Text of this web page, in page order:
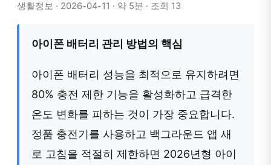
생활정보 · 2026-04-11 · 약 5분 · 조회 13
아이폰 배터리 관리 방법의 핵심
아이폰 배터리 성능을 최적으로 유지하려면
80% 충전 제한 기능을 활성화하고 급격한
온도 변화를 피하는 것이 가장 중요합니다.
정품 충전기를 사용하고 백그라운드 앱 새
로 고침을 적절히 제한하면 2026년형 아이